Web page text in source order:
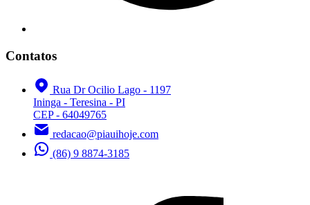
Contatos
Rua Dr Ocilio Lago - 1197
Ininga - Teresina - PI
CEP - 64049765
redacao@piauihoje.com
(86) 9 8874-3185